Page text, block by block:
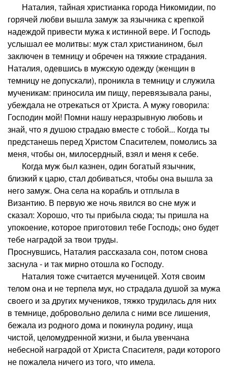
Наталия, тайная христианка города Никомидии, по
горячей любви вышла замуж за язычника с крепкой
надеждой привести мужа к истинной вере. И Господь
услышал ее молитвы: муж стал христианином, был
заключен в темницу и обречен на тяжкие страдания.
Наталия, одевшись в мужскую одежду (женщин в
темницу не допускали), проникла в темницу и служила
мученикам: приносила им пищу, перевязывала раны,
убеждала не отрекаться от Христа. А мужу говорила:
Господин мой! Помни нашу неразрывную любовь и
знай, что я душою страдаю вместе с тобой... Когда ты
предстанешь перед Христом Спасителем, помолись за
меня, чтобы он, милосердный, взял и меня к себе.
Когда муж был казнен, один богатый язычник,
близкий к царю, стал добиваться, чтобы она вышла за
него замуж. Она села на корабль и отплыла в
Византию. В первую же ночь явился во сне муж и
сказал: Хорошо, что ты прибыла сюда; ты пришла на
упокоение, которое приготовил тебе Господь; оно будет
тебе наградой за твои труды.
Проснувшись, Наталия рассказала сон, потом снова
заснула - и так мирно отошла ко Господу.
Наталия тоже считается мученицей. Хотя своим
телом она и не терпела мук, но страдала душой за мужа
своего и за других мучеников, тяжко трудилась для них
в темнице, добровольно делила с ними все лишения,
бежала из родного дома и покинула родину, ища
чистой, целомудренной жизни, и была увенчана
небесной наградой от Христа Спасителя, ради которого
не пожалела ничего из того, что имела.